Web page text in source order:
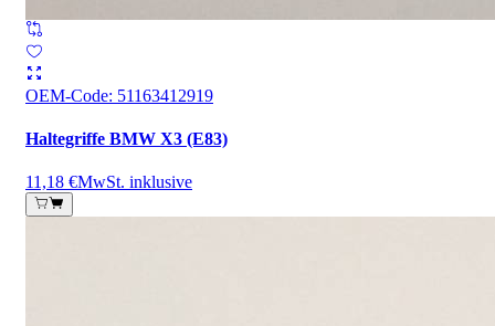
OEM-Code: 51163412919
Haltegriffe BMW X3 (E83)
11,18 €MwSt. inklusive